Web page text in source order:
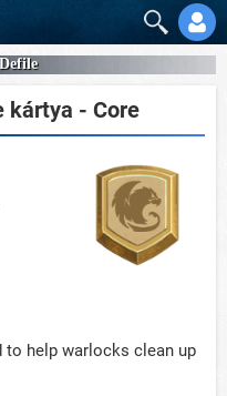
Defile
kártya - Core
help warlocks clean up